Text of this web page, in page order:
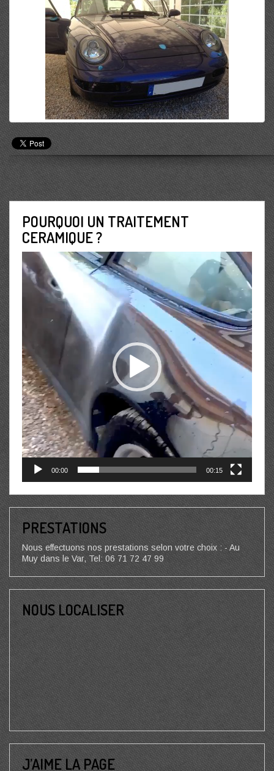
POURQUOI UN TRAITEMENT
CERAMIQUE ?
Lecteur
vidéo
00:00 00:15
PRESTATIONS
Nous effectuons nos prestations selon votre choix : - Au
Muy dans le Var, Tel: 06 71 72 47 99
NOUS LOCALISER
J’AIME LA PAGE